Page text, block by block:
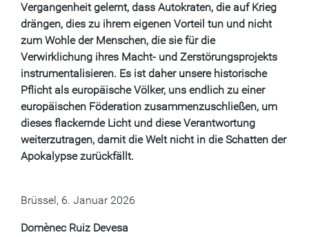
Vergangenheit gelernt, dass Autokraten, die auf Krieg
drängen, dies zu ihrem eigenen Vorteil tun und nicht
zum Wohle der Menschen, die sie für die
Verwirklichung ihres Macht- und Zerstörungsprojekts
instrumentalisieren. Es ist daher unsere historische
Pflicht als europäische Völker, uns endlich zu einer
europäischen Föderation zusammenzuschließen, um
dieses flackernde Licht und diese Verantwortung
weiterzutragen, damit die Welt nicht in die Schatten der
Apokalypse zurückfällt.
Brüssel, 6. Januar 2026
Domènec Ruiz Devesa